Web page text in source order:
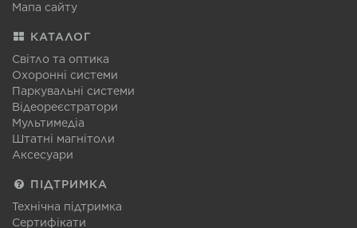
Мапа сайту
КАТАЛОГ
Світло та оптика
Охоронні системи
Паркувальні системи
Відеореєстратори
Мультимедіа
Штатні магнітоли
Аксесуари
ПІДТРИМКА
Технічна підтримка
Сертифікати